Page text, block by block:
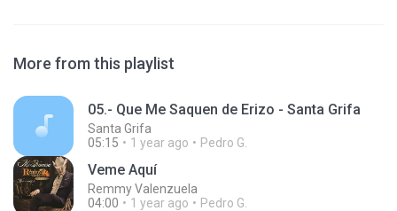
More from this playlist
05.- Que Me Saquen de Erizo - Santa Grifa
Santa Grifa
05:15
1 year ago Pedro G.
Veme Aquí
Remmy Valenzuela
04:00
1 year ago Pedro G.